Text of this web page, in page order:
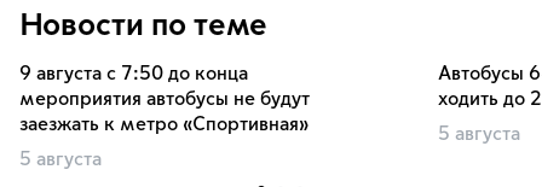
Новости по теме
9 августа с 7:50 до конца
мероприятия автобусы не будут
заезжать к метро «Спортивная»
5 августа
Автобусы
ходить до
5 августа